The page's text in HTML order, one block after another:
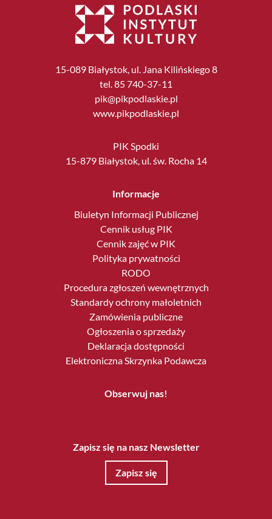
15-089 Białystok, ul. Jana Kilińskiego 8
tel. 85 740-37-11
pik@pikpodlaskie.pl
www.pikpodlaskie.pl
PIK Spodki
15-879 Białystok, ul. św. Rocha 14
Informacje
Biuletyn Informacji Publicznej
Cennik usług PIK
Cennik zajęć w PIK
Polityka prywatności
RODO
Procedura zgłoszeń wewnętrznych
Standardy ochrony małoletnich
Zamówienia publiczne
Ogłoszenia o sprzedaży
Deklaracja dostępności
Elektroniczna Skrzynka Podawcza
Obserwuj nas!
Zapisz się na nasz Newsletter
Zapisz się